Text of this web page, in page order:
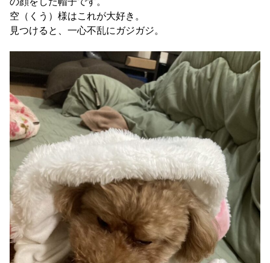
空（くう）様はこれが大好き。
見つけると、一心不乱にガジガジ。